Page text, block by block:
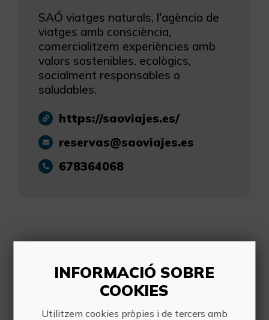
SAÓ viatges naturals, l'agència de
viatges amb consciència,
comercialitzem experiències amb
valors sostenibles, ecològics,
socialment responsables o
saludables.
https://saoviajes.es/
reservas@saoviajes.es
678364068
Altres experiències
de SAÓ Viajes
INFORMACIÓ SOBRE
COOKIES
Utilitzem cookies pròpies i de tercers amb